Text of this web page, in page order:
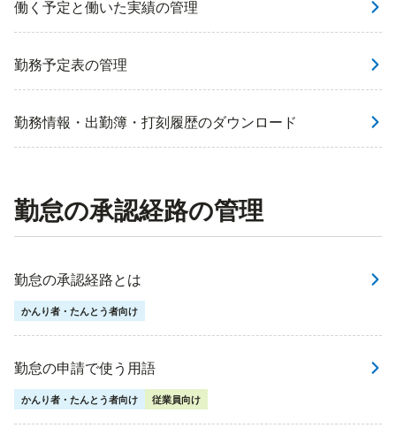
働く予定と働いた実績の管理
勤務予定表の管理
勤務情報・出勤簿・打刻履歴のダウンロード
勤怠の承認経路の管理
勤怠の承認経路とは
かんり者・たんとう者向け
勤怠の申請で使う用語
かんり者・たんとう者向け 従業員向け